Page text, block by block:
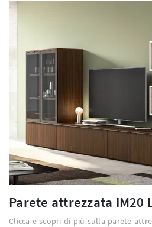
Parete attrezzata IM20
Clicca e scopri di più sulla parete